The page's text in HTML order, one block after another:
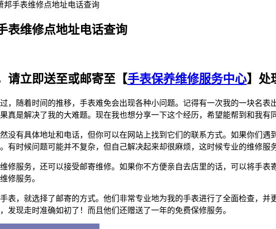
邦手表维修点地址电话查询
表维修点地址电话查询
请立即送至或邮寄至【手表保养维修服务中心】处
，随着时间的推移，手表难免会出现各种小问题。记得有一次我的一块名
真是解决了我的大难题。现在我也想分享一下这个经历，希望能帮到和我有
没有具体地址和电话，但你可以在网站上找到它们的联系方式。如果你们
有时候问题可能并不复杂，但自己解决起来却很麻烦，这时候专业的维修服
修服务，还可以接受邮寄维修。如果你不方便亲自去店里的话，可以将手
修服务。
表，就选择了邮寄的方式。他们非常专业地为我的手表进行了全面检查，
发现走时准确如初了！而且他们还赠送了一年的免费保修服务。